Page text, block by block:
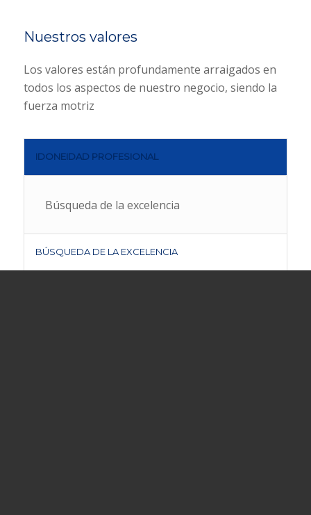
Nuestros valores
Los valores están profundamente arraigados en
todos los aspectos de nuestro negocio, siendo la
fuerza motriz
IDONEIDAD PROFESIONAL
Búsqueda de la excelencia
BÚSQUEDA DE LA EXCELENCIA